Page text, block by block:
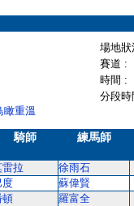
場地
賽道 :
時間 :
分段
瞰重溫
騎師 練馬師
雷拉 徐雨石
度 蘇偉賢
頓 羅富全